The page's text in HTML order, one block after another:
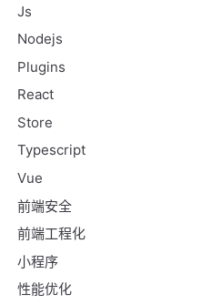
Js
Nodejs
Plugins
React
Store
Typescript
Vue
前端安全
前端工程化
小程序
性能优化